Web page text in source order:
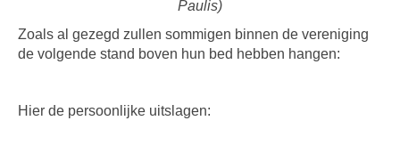
Paulis)
Zoals al gezegd zullen sommigen binnen de vereniging
de volgende stand boven hun bed hebben hangen:
Hier de persoonlijke uitslagen: